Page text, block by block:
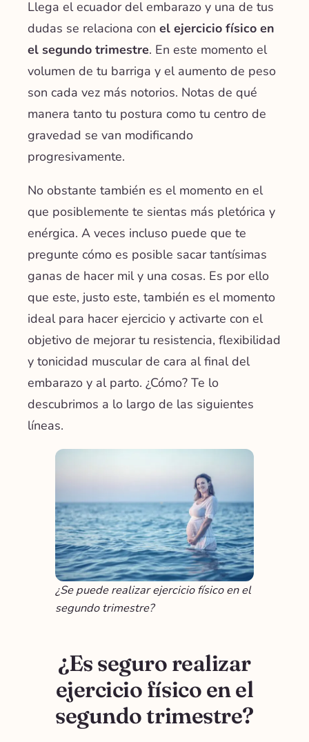
Llega el ecuador del embarazo y una de tus
dudas se relaciona con el ejercicio físico en
el segundo trimestre. En este momento el
volumen de tu barriga y el aumento de peso
son cada vez más notorios. Notas de qué
manera tanto tu postura como tu centro de
gravedad se van modificando
progresivamente.
No obstante también es el momento en el
que posiblemente te sientas más pletórica y
enérgica. A veces incluso puede que te
pregunte cómo es posible sacar tantísimas
ganas de hacer mil y una cosas. Es por ello
que este, justo este, también es el momento
ideal para hacer ejercicio y activarte con el
objetivo de mejorar tu resistencia, flexibilidad
y tonicidad muscular de cara al final del
embarazo y al parto. ¿Cómo? Te lo
descubrimos a lo largo de las siguientes
líneas.
¿Se puede realizar ejercicio físico en el
segundo trimestre?
¿Es seguro realizar
ejercicio físico en el
segundo trimestre?